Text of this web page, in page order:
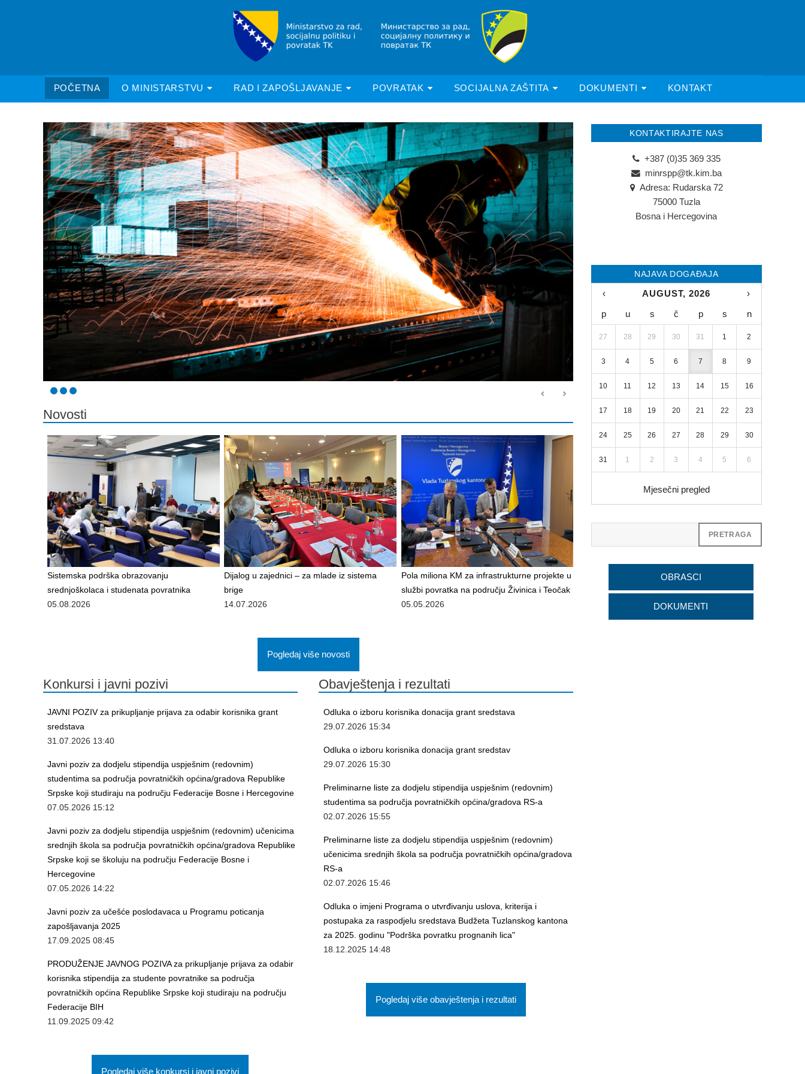
POČETNA O MINISTARSTVU RAD I ZAPOŠLJAVANJE POVRATAK SOCIJALNA ZAŠTITA DOKUMENTI KONTAKT
Novosti
Sistemska podrška obrazovanju
srednjoškolaca i studenata povratnika
05.08.2026
Dijalog u zajednici – za mlade iz sistema
brige
14.07.2026
Pola miliona KM za infrastrukturne projekte u
službi povratka na području Živinica i Teočak
05.05.2026
Pogledaj više novosti
Konkursi i javni pozivi
JAVNI POZIV za prikupljanje prijava za odabir korisnika grant
sredstava
31.07.2026 13:40
Javni poziv za dodjelu stipendija uspješnim (redovnim)
studentima sa područja povratničkih općina/gradova Republike
Srpske koji studiraju na području Federacije Bosne i Hercegovine
07.05.2026 15:12
Javni poziv za dodjelu stipendija uspješnim (redovnim) učenicima
srednjih škola sa područja povratničkih općina/gradova Republike
Srpske koji se školuju na području Federacije Bosne i
Hercegovine
07.05.2026 14:22
Javni poziv za učešće poslodavaca u Programu poticanja
zapošljavanja 2025
17.09.2025 08:45
PRODUŽENJE JAVNOG POZIVA za prikupljanje prijava za odabir
korisnika stipendija za studente povratnike sa područja
povratničkih općina Republike Srpske koji studiraju na području
Federacije BIH
11.09.2025 09:42
Pogledaj više konkursi i javni pozivi
Obavještenja i rezultati
Odluka o izboru korisnika donacija grant sredstava
29.07.2026 15:34
Odluka o izboru korisnika donacija grant sredstav
29.07.2026 15:30
Preliminarne liste za dodjelu stipendija uspješnim (redovnim)
studentima sa područja povratničkih općina/gradova RS-a
02.07.2026 15:55
Preliminarne liste za dodjelu stipendija uspješnim (redovnim)
učenicima srednjih škola sa područja povratničkih općina/gradova
RS-a
02.07.2026 15:46
Odluka o imjeni Programa o utvrđivanju uslova, kriterija i
postupaka za raspodjelu sredstava Budžeta Tuzlanskog kantona
za 2025. godinu "Podrška povratku prognanih lica"
18.12.2025 14:48
Pogledaj više obavještenja i rezultati
KONTAKTIRAJTE NAS
+387 (0)35 369 335
minrspp@tk.kim.ba
Adresa: Rudarska 72
75000 Tuzla
Bosna i Hercegovina
NAJAVA DOGAĐAJA
‹ AUGUST, 2026 ›
p u s č p s n
27 28 29 30 31 1 2
3 4 5 6 7 8 9
10 11 12 13 14 15 16
17 18 19 20 21 22 23
24 25 26 27 28 29 30
31 1 2 3 4 5 6
Mjesečni pregled
OBRASCI
DOKUMENTI